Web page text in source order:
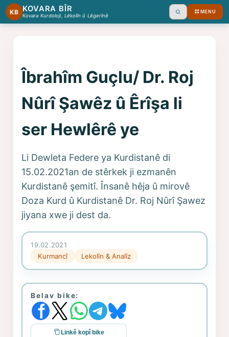
KB KOVARA BÎR
Kovara Kurdoloji, Lêkolîn û Lêgerînê Ara MENU
Îbrahîm Guçlu/ Dr. Roj
Nûrî Şawêz û Êrîşa li
ser Hewlêrê ye
Li Dewleta Federe ya Kurdistanê di
15.02.2021an de stêrkek ji ezmanên
Kurdistanê şemitî. Însanê hêja û mirovê
Doza Kurd û Kurdistanê Dr. Roj Nûrî Şawez
jiyana xwe ji dest da.
19.02.2021
Kurmancî
Lekolîn & Analîz
Belav bike:
Linkê kopî bike